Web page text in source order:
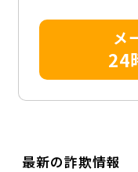
メ
24
最新の詐欺情報